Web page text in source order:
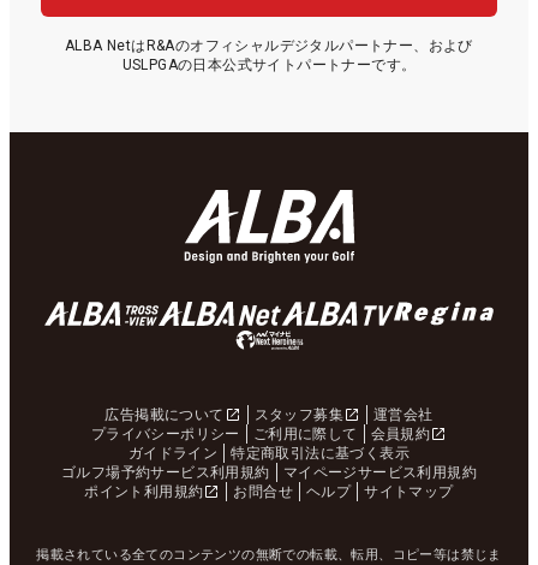
ALBA NetはR&Aのオフィシャルデジタルパートナー、および
USLPGAの日本公式サイトパートナーです。
広告掲載について スタッフ募集
運営会社
プライバシーポリシー
ご利用に際して
会員規約
ガイドライン
特定商取引法に基づく表示
ゴルフ場予約サービス利用規約
マイページサービス利用規約
ポイント利用規約
お問合せ ヘルプ サイトマップ
掲載されている全てのコンテンツの無断での転載、転用、コピー等は禁じま